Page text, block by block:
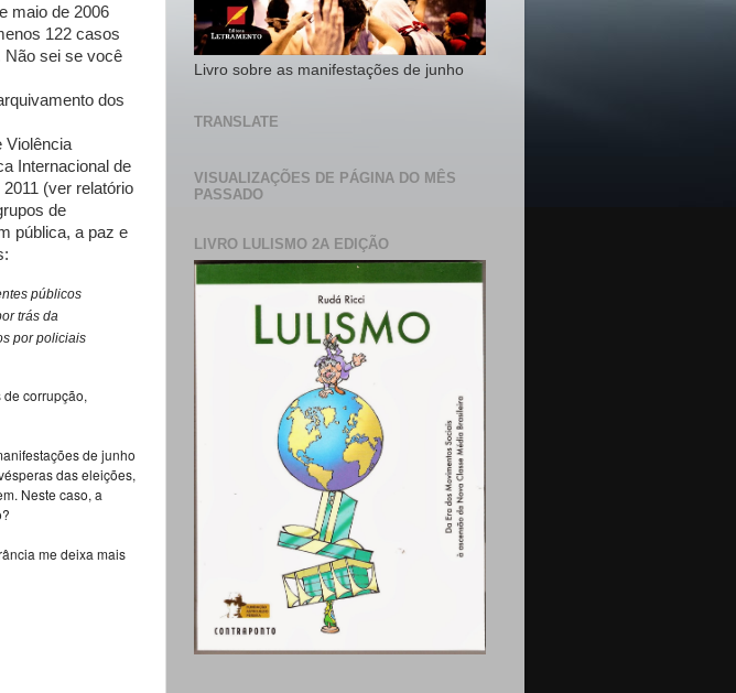
maio de 2006
122 casos
Não sei se você
dos
Violência
Internacional de
(ver relatório
de
pública, a paz e
públicos
trás da
por policiais
corrupção,
de junho
das eleições,
Neste caso, a
me deixa mais
Livro sobre as manifestações de junho
TRANSLATE
VISUALIZAÇÕES DE PÁGINA DO MÊS
PASSADO
LIVRO LULISMO 2A EDIÇÃO